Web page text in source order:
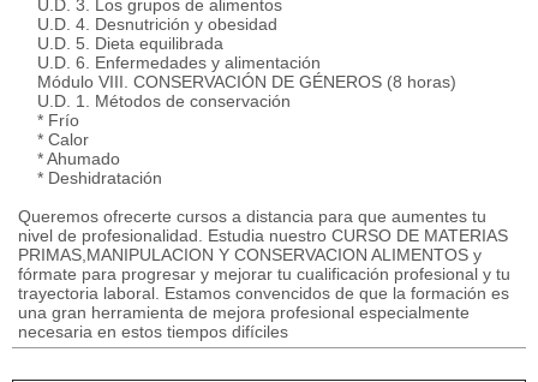
U.D. 3. Los grupos de alimentos
U.D. 4. Desnutrición y obesidad
U.D. 5. Dieta equilibrada
U.D. 6. Enfermedades y alimentación
Módulo VIII. CONSERVACIÓN DE GÉNEROS (8 horas)
U.D. 1. Métodos de conservación
* Frío
* Calor
* Ahumado
* Deshidratación
Queremos ofrecerte cursos a distancia para que aumentes tu
nivel de profesionalidad. Estudia nuestro CURSO DE MATERIAS
PRIMAS,MANIPULACION Y CONSERVACION ALIMENTOS y
fórmate para progresar y mejorar tu cualificación profesional y tu
trayectoria laboral. Estamos convencidos de que la formación es
una gran herramienta de mejora profesional especialmente
necesaria en estos tiempos difíciles